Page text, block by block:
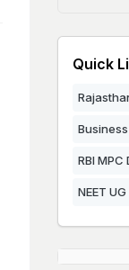
Quick
RBI
NEET